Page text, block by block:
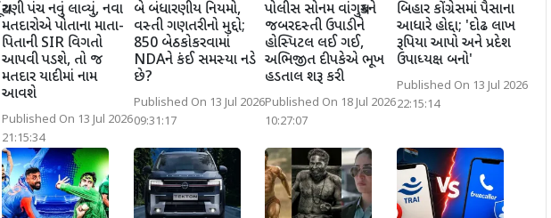
ચૂંટણી પંચ નવું લાવ્યું, નવા
મતદારોએ પોતાના માતા-
પિતાની SIR વિગતો
આપવી પડશે, તો જ
મતદાર યાદીમાં નામ
આવશે
Published On 13 Jul 2026
21:15:34
બે બંધારણીય નિયમો,
વસ્તી ગણતરીનો મુદ્દો;
850 બેઠકોકરવામાં
NDAને કંઈ સમસ્યા નડે
છે?
Published On 13 Jul 2026
09:31:17
પોલીસ સોનમ વાંગચુકને
જબરદસ્તી ઉપાડીને
હોસ્પિટલ લઈ ગઈ,
અભિજીત દીપકેએ ભૂખ
હડતાલ શરૂ કરી
Published On 18 Jul 2026
10:27:07
બિહાર કોંગ્રેસમાં પૈસાના
આધારે હોદ્દા; 'દોઢ લાખ
રૂપિયા આપો અને પ્રદેશ
ઉપાધ્યક્ષ બનો'
Published On 13 Jul 2026
22:15:14